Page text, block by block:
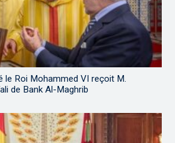
le Roi Mohammed VI reçoit M.
de Bank Al-Maghrib